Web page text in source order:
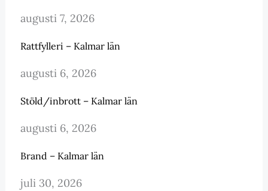
augusti 7, 2026
Rattfylleri – Kalmar län
augusti 6, 2026
Stöld/inbrott – Kalmar län
augusti 6, 2026
Brand – Kalmar län
juli 30, 2026